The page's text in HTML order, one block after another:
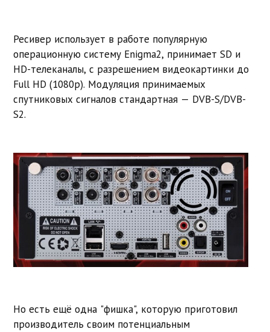
Ресивер использует в работе популярную
операционную систему Enigma2, принимает SD и
HD-телеканалы, с разрешением видеокартинки до
Full HD (1080p). Модуляция принимаемых
спутниковых сигналов стандартная — DVB-S/DVB-
S2.
Но есть ещё одна "фишка", которую приготовил
производитель своим потенциальным